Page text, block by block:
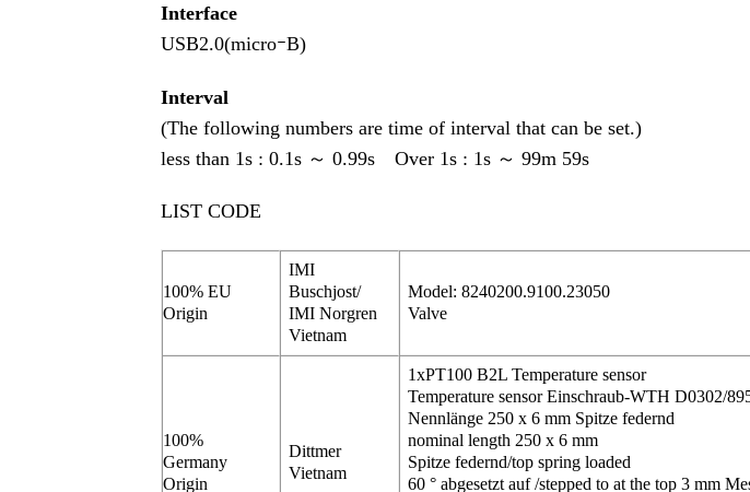
Interface
USB2.0(microｰB)
Interval
(The following numbers are time of interval that can be set.)
less than 1s : 0.1s ～ 0.99s Over 1s : 1s ～ 99m 59s
LIST CODE
100% EU
Origin
IMI
Buschjost/
IMI Norgren
Vietnam
Model: 8240200.9100.23050
Valve
100%
Germany
Origin
Dittmer
Vietnam
1xPT100 B2L Temperature sensor
Temperature sensor Einschraub-WTH D0302/
Nennlänge 250 x 6 mm Spitze federnd
nominal length 250 x 6 mm
Spitze federnd/top spring loaded
60 ° abgesetzt auf /stepped to at the top 3 mm